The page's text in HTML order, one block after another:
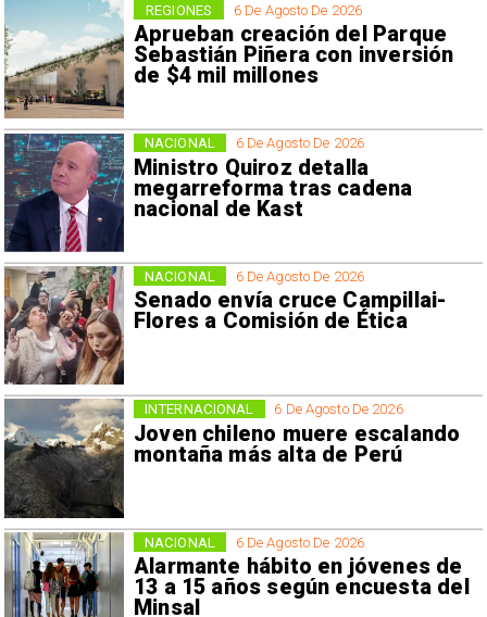
6 De Agosto De 2026
Aprueban creación del Parque
Sebastián Piñera con inversión
de $4 mil millones
REGIONES
6 De Agosto De 2026
Ministro Quiroz detalla
megarreforma tras cadena
nacional de Kast
NACIONAL
6 De Agosto De 2026
Senado envía cruce Campillai-
Flores a Comisión de Ética
NACIONAL
6 De Agosto De 2026
Joven chileno muere escalando
montaña más alta de Perú
INTERNACIONAL
6 De Agosto De 2026
Alarmante hábito en jóvenes de
13 a 15 años según encuesta del
Minsal
NACIONAL